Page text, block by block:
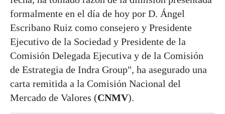
formalmente en el día de hoy por D. Ángel
Escribano Ruiz como consejero y Presidente
Ejecutivo de la Sociedad y Presidente de la
Comisión Delegada Ejecutiva y de la Comisión
de Estrategia de Indra Group", ha asegurado una
carta remitida a la Comisión Nacional del
Mercado de Valores (CNMV).